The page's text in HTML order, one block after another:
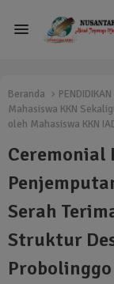
Beranda PENDIDIKAN
Mahasiswa KKN
oleh Mahasiswa KKN
Ceremonial
Serah
Struktur